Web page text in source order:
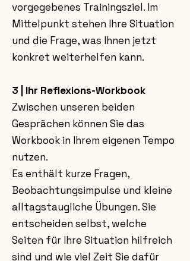
vorgegebenes Trainingsziel. Im
Mittelpunkt stehen Ihre Situation
und die Frage, was Ihnen jetzt
konkret weiterhelfen kann.
3 | Ihr Reflexions-Workbook
Zwischen unseren beiden
Gesprächen können Sie das
Workbook in Ihrem eigenen Tempo
nutzen.
Es enthält kurze Fragen,
Beobachtungsimpulse und kleine
alltagstaugliche Übungen. Sie
entscheiden selbst, welche
Seiten für Ihre Situation hilfreich
sind und wie viel Zeit Sie dafür